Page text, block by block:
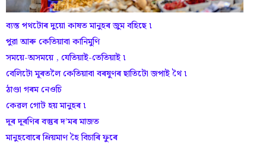
ব্যস্ত পথটোৰ দুয়ো কাষত মানুহৰ জুম বহিছে ৷
পুৱা আৰু কেতিয়াবা কানিমুণি
সময়ে-অসময়ে , যেতিয়াই-তেতিয়াই ৷
বেলিটো মূৰতলৈ কেতিয়াবা বৰষুণৰ ছাতিটো জপাই থৈ ৷
ঠাণ্ডা গৰম নেওচি
কেৱল গোট হয় মানুহৰ ৷
দূৰ দূৰণিৰ বস্তুৰ দ’মৰ মাজত
মানুহবোৰে ম্ৰিয়মাণ হৈ বিচাৰি ফুৰে